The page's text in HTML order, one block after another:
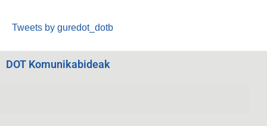
Tweets by guredot_dotb
DOT Komunikabideak